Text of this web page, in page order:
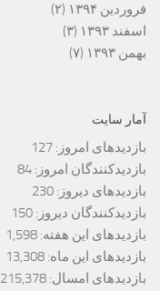
فروردین ۱۳۹۴
(۲)
اسفند ۱۳۹۳
(۳)
بهمن ۱۳۹۳
(۷)
آمار سایت
بازدیدهای امروز: 127
بازدیدکنندگان امروز: 84
بازدیدهای دیروز: 230
بازدیدکنندگان دیروز: 150
بازدیدهای این هفته: 1,598
بازدیدهای این ماه: 13,308
بازدیدهای امسال: 215,378